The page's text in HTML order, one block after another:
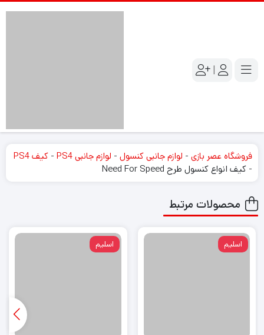
|
فروشگاه عصر بازی - لوازم جانبی کنسول - لوازم جانبی PS4 - کیف PS4
- کیف انواع کنسول طرح Need For Speed
محصولات مرتبط
اسلیم اسلیم